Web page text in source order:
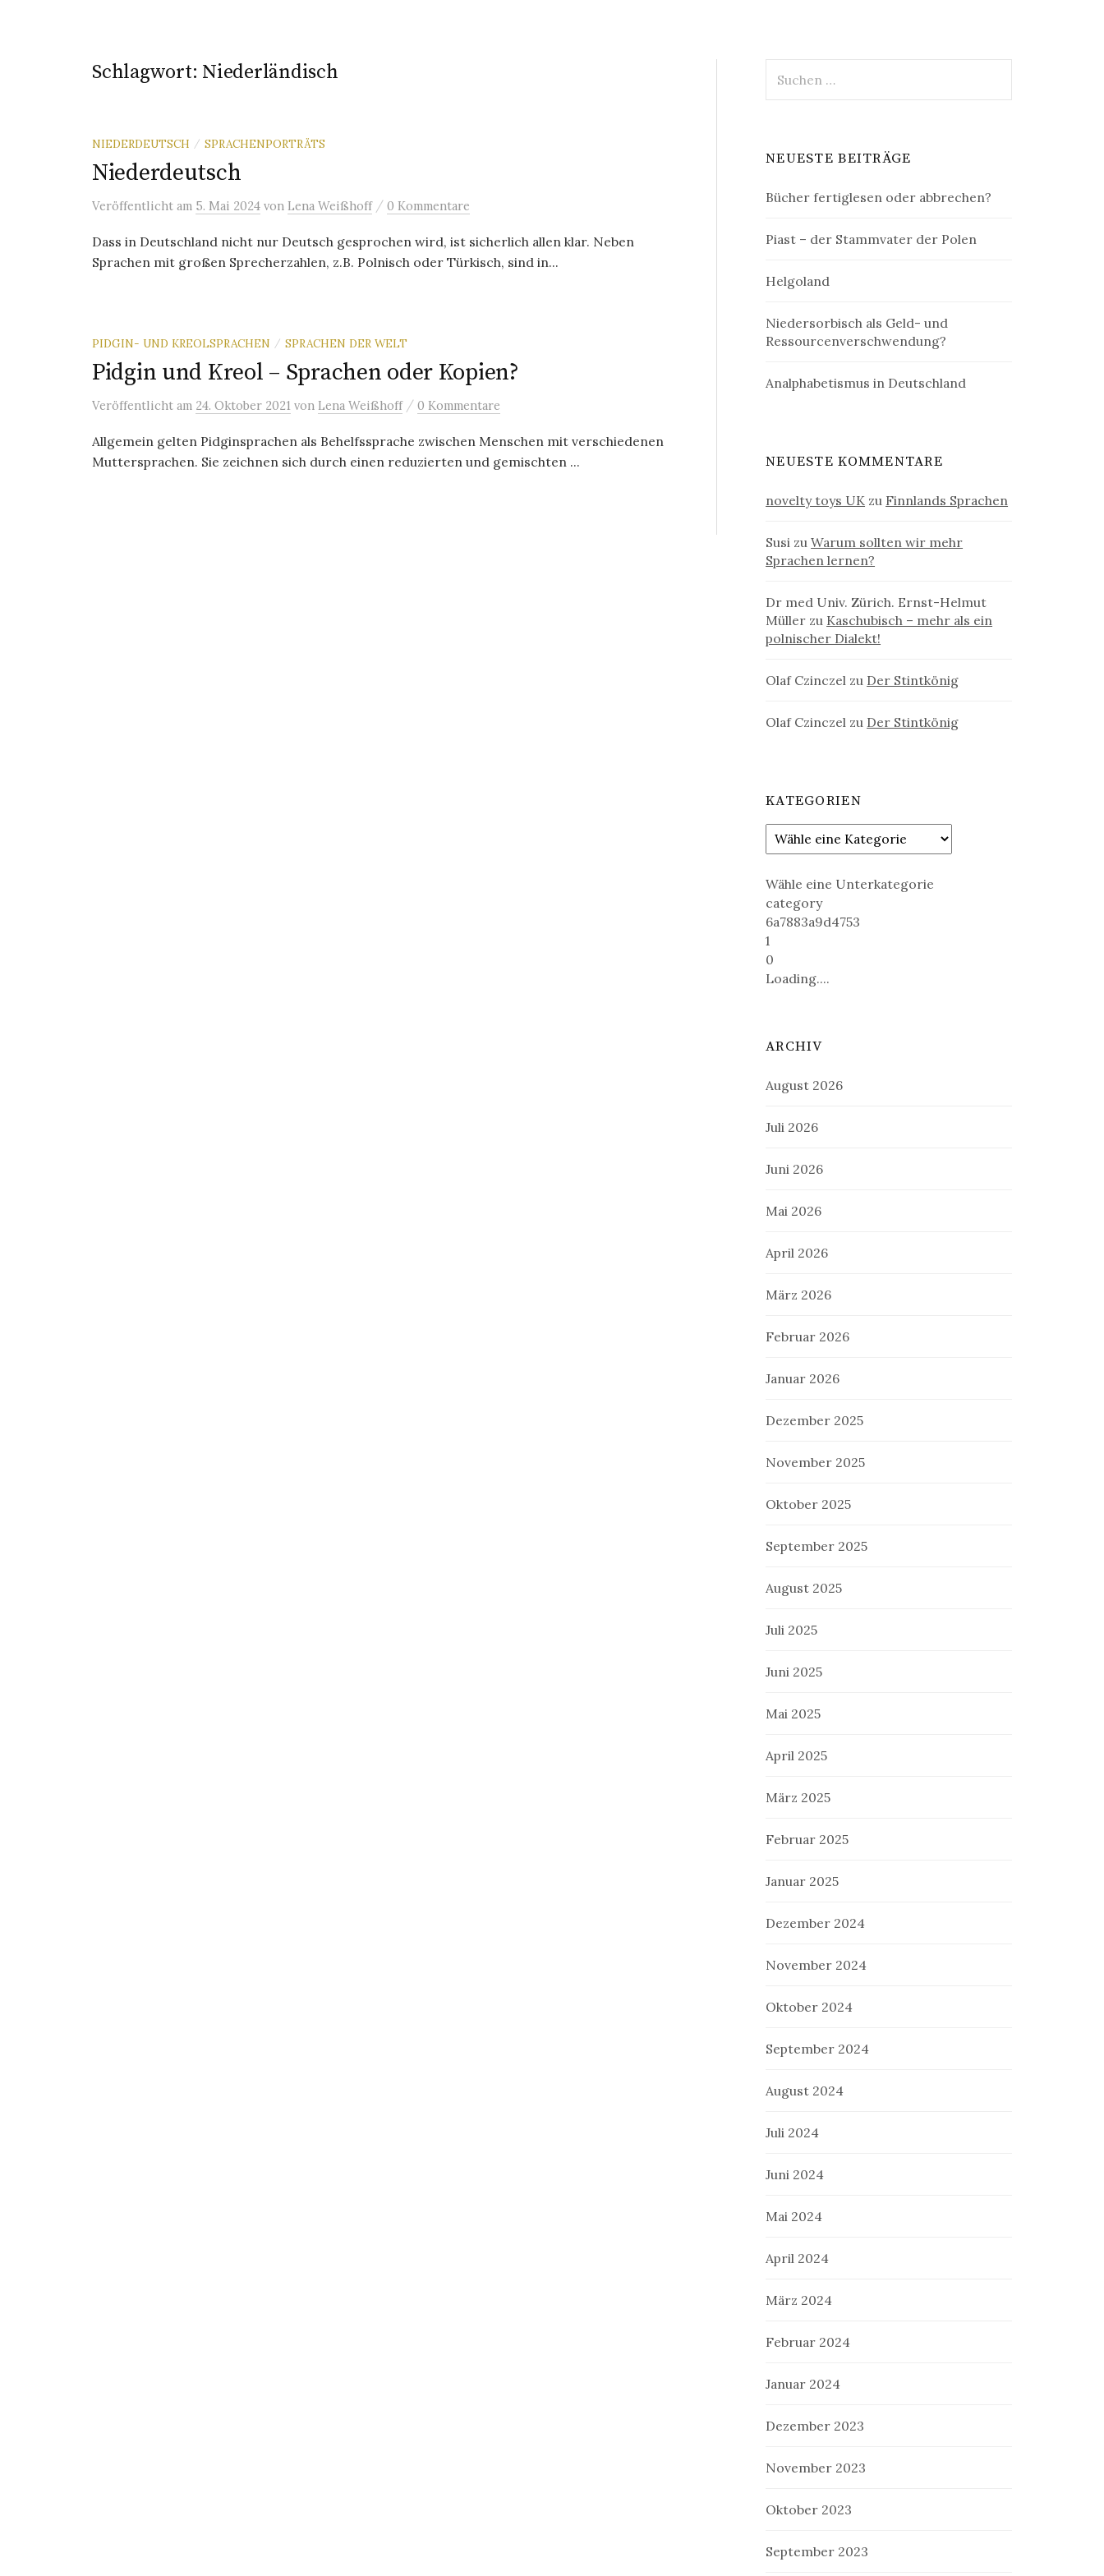
Schlagwort: Niederländisch
NIEDERDEUTSCH / SPRACHENPORTRÄTS
Niederdeutsch
Veröffentlicht am 5. Mai 2024 von Lena Weißhoff / 0 Kommentare
Dass in Deutschland nicht nur Deutsch gesprochen wird, ist sicherlich allen klar. Neben
Sprachen mit großen Sprecherzahlen, z.B. Polnisch oder Türkisch, sind in...
PIDGIN- UND KREOLSPRACHEN / SPRACHEN DER WELT
Pidgin und Kreol – Sprachen oder Kopien?
Veröffentlicht am 24. Oktober 2021 von Lena Weißhoff / 0 Kommentare
Allgemein gelten Pidginsprachen als Behelfssprache zwischen Menschen mit verschiedenen
Muttersprachen. Sie zeichnen sich durch einen reduzierten und gemischten ...
nach:
NEUESTE BEITRÄGE
Bücher fertiglesen oder abbrechen?
Piast – der Stammvater der Polen
Helgoland
Niedersorbisch als Geld- und
Ressourcenverschwendung?
Analphabetismus in Deutschland
NEUESTE KOMMENTARE
novelty toys UK zu Finnlands Sprachen
Susi zuWarum sollten wir mehr
Sprachen lernen?
Dr med Univ. Zürich. Ernst-Helmut
Müller zu Kaschubisch – mehr als ein
polnischer Dialekt!
Olaf Czinczel zu Der Stintkönig
Olaf Czinczel zu Der Stintkönig
KATEGORIEN
Wähle eine Unterkategorie
category
6a7883a9d4753
1
0
Loading....
ARCHIV
August 2026
Juli 2026
Juni 2026
Mai 2026
April 2026
März 2026
Februar 2026
Januar 2026
Dezember 2025
November 2025
Oktober 2025
September 2025
August 2025
Juli 2025
Juni 2025
Mai 2025
April 2025
März 2025
Februar 2025
Januar 2025
Dezember 2024
November 2024
Oktober 2024
September 2024
August 2024
Juli 2024
Juni 2024
Mai 2024
April 2024
März 2024
Februar 2024
Januar 2024
Dezember 2023
November 2023
Oktober 2023
September 2023